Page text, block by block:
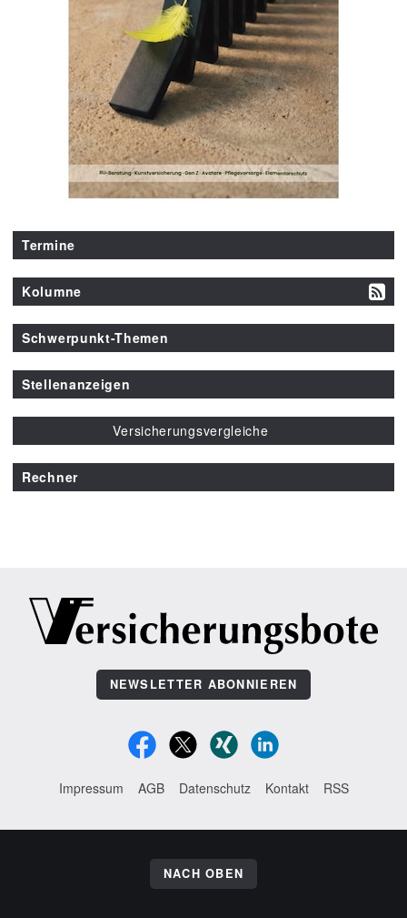
Termine
Kolumne
Schwerpunkt-Themen
Stellenanzeigen
Versicherungsvergleiche
Rechner
NEWSLETTER ABONNIEREN
Impressum AGB Datenschutz Kontakt RSS
NACH OBEN